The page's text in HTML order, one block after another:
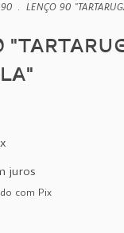
. LENÇO 90
juros
com Pix